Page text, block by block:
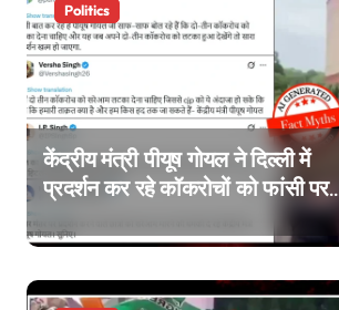
Politics
केंद्रीय मंत्री पीयूष गोयल ने दिल्ली में
प्रदर्शन कर रहे कॉकरोचों को फांसी पर
लटकाने की बात नहीं की, वायरल वीडियो
AI जेनरेटेड है